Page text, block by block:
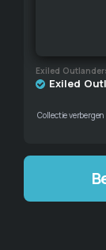
Exiled
Exiled
Collectie verbergen